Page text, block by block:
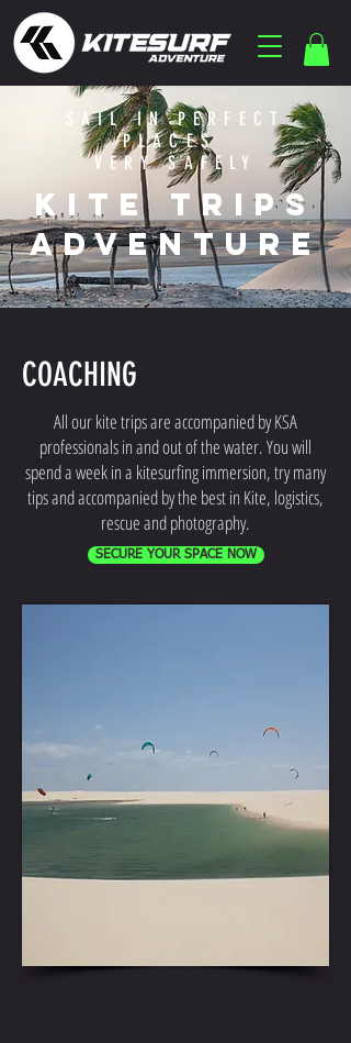
SAIL IN PERFECT
PLACES
VERY SAFELY
KITE TRIPS
ADVENTURE
COACHING
All our kite trips are accompanied by KSA
professionals in and out of the water. You will
spend a week in a kitesurfing immersion, try many
tips and accompanied by the best in Kite, logistics,
rescue and photography.
SECURE YOUR SPACE NOW